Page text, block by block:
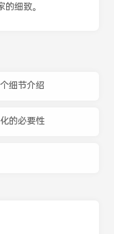
细致。
细节介绍
的必要性